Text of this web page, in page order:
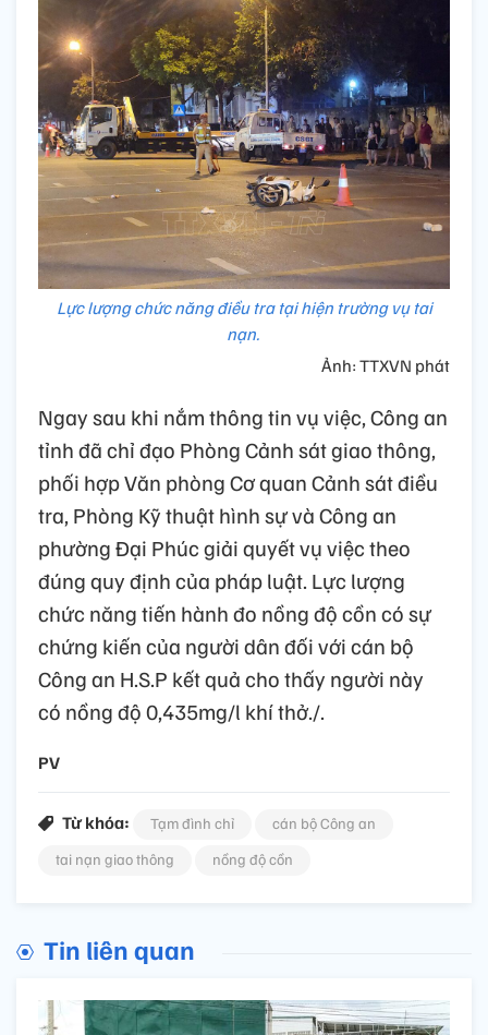
Lực lượng chức năng điều tra tại hiện trường vụ tai
nạn.
Ảnh: TTXVN phát
Ngay sau khi nắm thông tin vụ việc, Công an
tỉnh đã chỉ đạo Phòng Cảnh sát giao thông,
phối hợp Văn phòng Cơ quan Cảnh sát điều
tra, Phòng Kỹ thuật hình sự và Công an
phường Đại Phúc giải quyết vụ việc theo
đúng quy định của pháp luật. Lực lượng
chức năng tiến hành đo nồng độ cồn có sự
chứng kiến của người dân đối với cán bộ
Công an H.S.P kết quả cho thấy người này
có nồng độ 0,435mg/l khí thở./.
PV
Từ khóa: Tạm đình chỉ
cán bộ Công an
tai nạn giao thông
nồng độ cồn
Tin liên quan